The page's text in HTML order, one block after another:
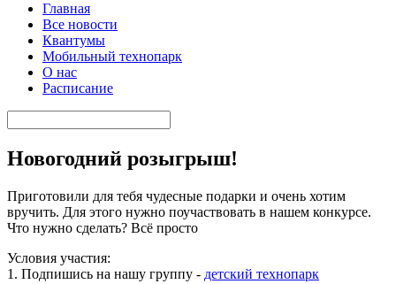
Главная
Все новости
Квантумы
Мобильный технопарк
О нас
Расписание
Новогодний розыгрыш!
Приготовили для тебя чудесные подарки и очень хотим
вручить. Для этого нужно поучаствовать в нашем конкурсе.
Что нужно сделать? Всё просто
Условия участия:
1. Подпишись на нашу группу - детский технопарк